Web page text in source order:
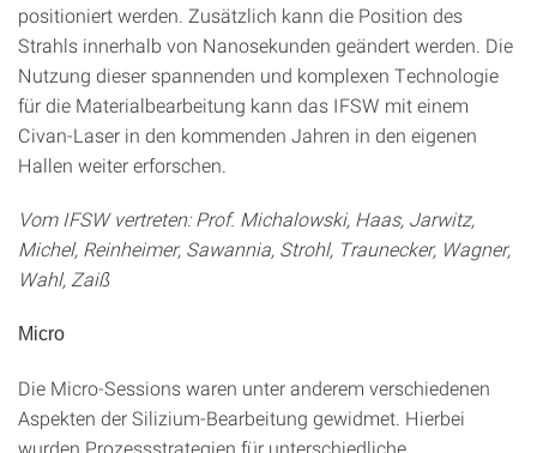
positioniert werden. Zusätzlich kann die Position des
Strahls innerhalb von Nanosekunden geändert wer­den. Die
Nutzung dieser spannenden und komplexen Technologie
für die Materialbearbeitung kann das IFSW mit einem
Civan-Laser in den kommenden Jahren in den eigenen
Hallen weiter erforschen.
Vom IFSW vertreten: Prof. Michalowski, Haas, Jarwitz,
Michel, Reinheimer, Sawannia, Strohl, Traunecker, Wagner,
Wahl, Zaiß
Micro
Die Micro-Sessions waren unter anderem verschiedenen
Aspekten der Silizium-Bearbeitung gewidmet. Hierbei
wurden Prozessstrategien für unterschiedliche